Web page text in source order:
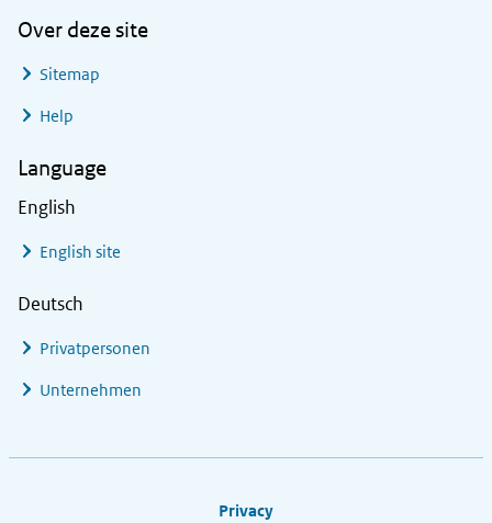
Over deze site
Sitemap
Help
Language
English
English site
Deutsch
Privatpersonen
Unternehmen
Privacy